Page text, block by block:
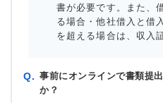
書が必要です。また、
る場合・他社借入と借
を超える場合は、収入
Q. 事前にオンラインで書類提
か？